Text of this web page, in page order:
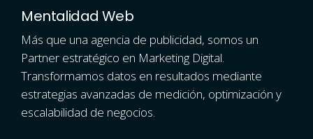
Mentalidad Web
Más que una agencia de publicidad, somos un
Partner estratégico en Marketing Digital.
Transformamos datos en resultados mediante
estrategias avanzadas de medición, optimización y
escalabilidad de negocios.